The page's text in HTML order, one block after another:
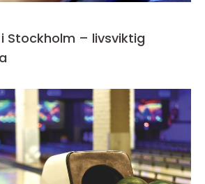
Stockholm – livsviktig